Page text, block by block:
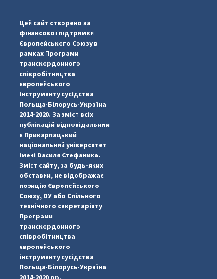
#PipIvanToday
Цей сайт створено за
фінансової підтримки
Європейського Союзу в
рамках Програми
транскордонного
співробітництва
європейського
інструменту сусідства
Польща-Білорусь-Україна
2014-2020. За зміст всіх
публікацій відповідальним
є Прикарпацький
національний університет
імені Василя Стефаника.
Зміст сайту, за будь-яких
обставин, не відображає
позицію Європейського
Союзу, ОУ або Спільного
технічного секретаріату
Програми
транскордонного
співробітництва
європейського
інструменту сусідства
Польща-Білорусь-Україна
2014-2020 рр.